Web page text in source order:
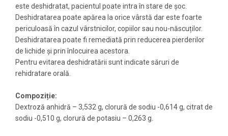
este deshidratat, pacientul poate intra în stare de șoc.
Deshidratarea poate apărea la orice vârstă dar este foarte
periculoasă în cazul vârstnicilor, copiilor sau nou-născuților.
Deshidratarea poate fi remediată prin reducerea pierderilor
de lichide și prin înlocuirea acestora.
Pentru evitarea deshidratării sunt indicate săruri de
rehidratare orală.
Compoziție:
Dextroză anhidră – 3,532 g, clorură de sodiu -0,614 g, citrat de
sodiu -0,510 g, clorură de potasiu – 0,263 g.